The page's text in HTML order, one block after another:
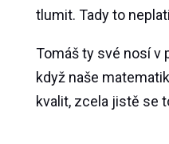
tlumit. Tady to
Tomáš ty své nosí v
když naše
kvalit, zcela jistě se